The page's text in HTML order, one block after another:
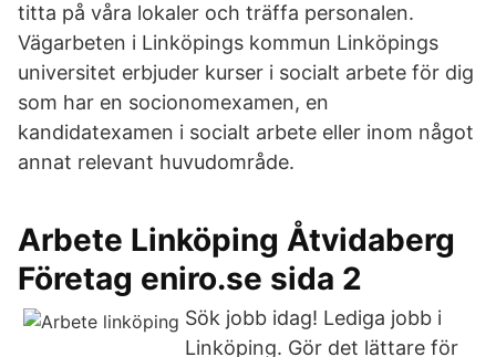
titta på våra lokaler och träffa personalen.
Vägarbeten i Linköpings kommun Linköpings
universitet erbjuder kurser i socialt arbete för dig
som har en socionomexamen, en
kandidatexamen i socialt arbete eller inom något
annat relevant huvudområde.
Arbete Linköping Åtvidaberg
Företag eniro.se sida 2
Sök jobb idag! Lediga jobb i
Linköping. Gör det lättare för